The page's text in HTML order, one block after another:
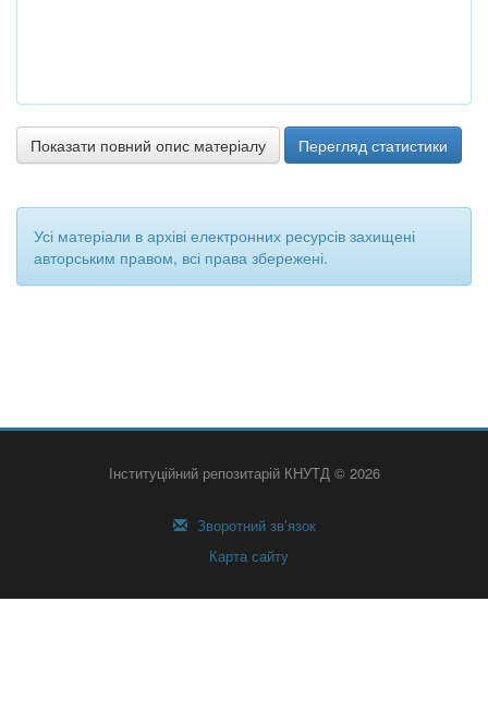
Показати повний опис матеріалу Перегляд статистики
Усі матеріали в архіві електронних ресурсів захищені
авторським правом, всі права збережені.
Інституційний репозитарій КНУТД © 2026
Зворотний зв’язок
Карта сайту